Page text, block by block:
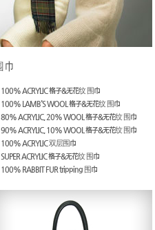
100% ACRYLIC 格子&无花纹 围巾
100% LAMB'S WOOL 格子&无花纹 围巾
80% ACRYLIC, 20% WOOL 格子&无花纹 围巾
90% ACRYLIC, 10% WOOL 格子&无花纹 围巾
100% ACRYLIC 双层围巾
SUPER ACRYLIC 格子&无花纹 围巾
100% RABBIT FUR tripping 围巾